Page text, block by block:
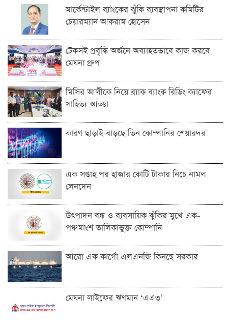
মার্কেন্টাইল ব্যাংকের ঝুঁকি ব্যবস্থাপনা কমিটির
চেয়ারম্যান আকরাম হোসেন
টেকসই প্রবৃদ্ধি অর্জনে অব্যাহতভাবে কাজ করবে
মেঘনা গ্রুপ
মিসির আলীকে নিয়ে ব্র্যাক ব্যাংক রিডিং ক্যাফের
সাহিত্য আড্ডা
কারণ ছাড়াই বাড়ছে তিন কোম্পানির শেয়ারদর
এক সপ্তাহ পর হাজার কোটি টাকার নিচে নামল
লেনদেন
উৎপাদন বন্ধ ও ব্যবসায়িক ঝুঁকির মুখে এক-
পঞ্চমাংশ তালিকাভুক্ত কোম্পানি
আরো এক কার্গো এলএনজি কিনছে সরকার
মেঘনা লাইফের ঋণমান ‘‌এএ৩’